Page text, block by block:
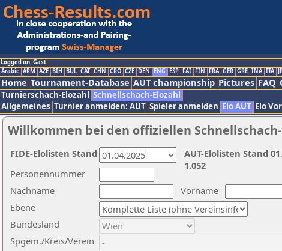
Logged on: Gast
Arabic ARM AZE BIH BUL CAT CHN CRO CZE DEN ENG ESP FAI FIN FRA GER GRE INA ITA
Home Tournament-Database AUT championship Pictures FAQ
Turnierschach-Elozahl Schnellschach-Elozahl
Allgemeines Turnier anmelden: AUT Spieler anmelden Elo AUT Elo
Willkommen bei den offiziellen Schnellschach-
Nachname
Vorname
Ebene
Personennummer
Bundesland
Spgem./Kreis/Verein
AUT-Elolisten Stand
1.052
FIDE-Elolisten Stand